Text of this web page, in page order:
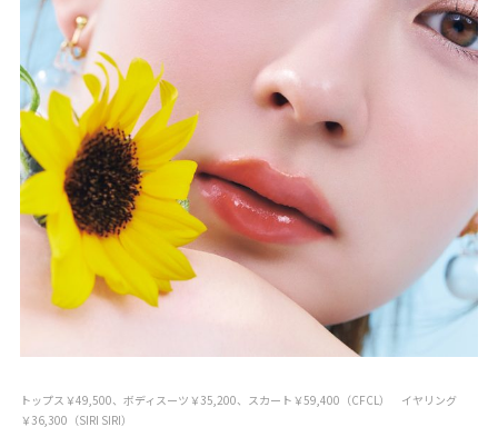
トップス￥49,500、ボディスーツ￥35,200、スカート￥59,400（CFCL） イヤリング
￥36,300（SIRI SIRI）